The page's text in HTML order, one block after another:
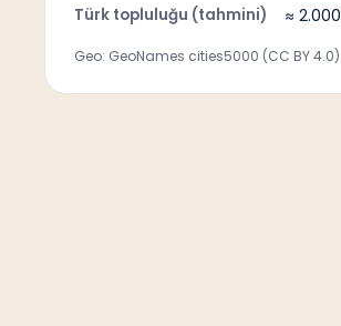
Türk topluluğu (tahmini) ≈ 2.000
Geo: GeoNames cities5000 (CC BY 4.0)